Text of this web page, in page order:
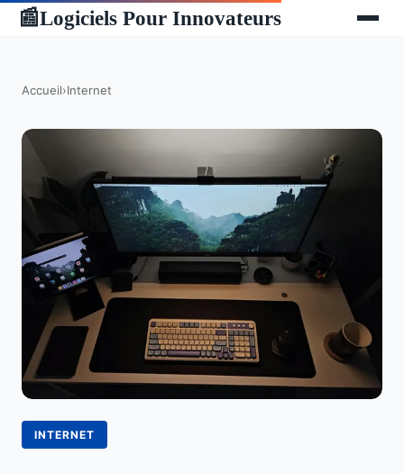
📰Logiciels Pour Innovateurs
Accueil›Internet
INTERNET